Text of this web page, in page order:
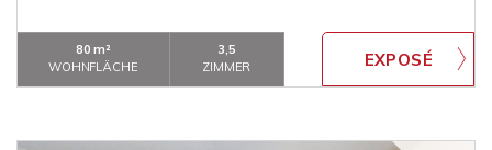
80 m²
WOHNFLÄCHE
3,5
ZIMMER